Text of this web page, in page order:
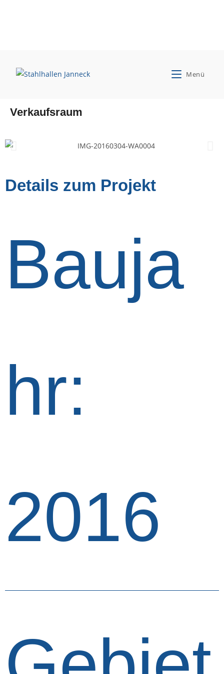
Menü
Böschen und Runge GmbH & Co. KG
Verkaufsraum
Details zum Projekt
Bauja
hr:
2016